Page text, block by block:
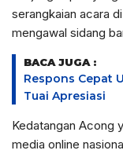
serangkaian acara
mengawal sidang
BACA JUGA :
Respons Cepat
Tuai Apresiasi
Kedatangan Acong
media online